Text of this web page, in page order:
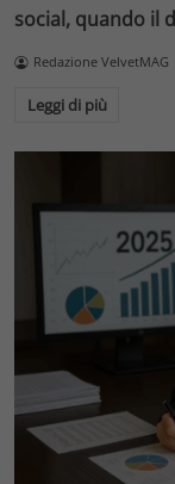
social, quando il
Redazione VelvetMAG
Leggi di più